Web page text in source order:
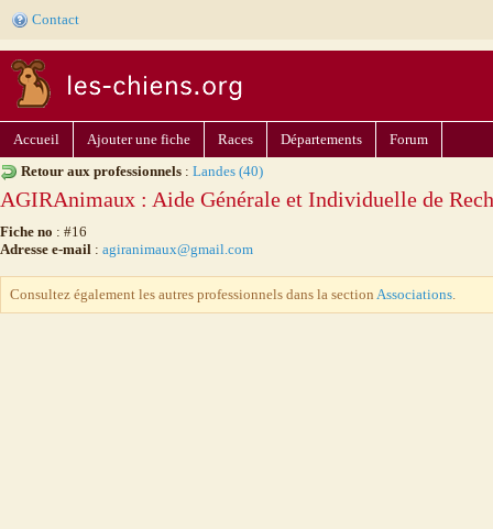
Contact
Accueil Ajouter une fiche Races Départements
Forum
Retour aux professionnels : Landes (40)
AGIRAnimaux : Aide Générale et Individuelle de
Fiche no : #16
Adresse e-mail : agiranimaux@gmail.com
Consultez également les autres professionnels dans la section Associations.